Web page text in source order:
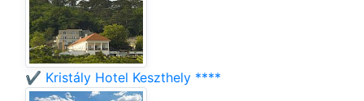
✔️ Kristály Hotel Keszthely ****